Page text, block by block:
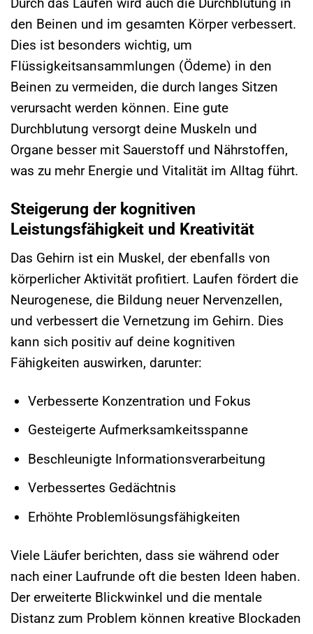
Durch das Laufen wird auch die Durchblutung in
den Beinen und im gesamten Körper verbessert.
Dies ist besonders wichtig, um
Flüssigkeitsansammlungen (Ödeme) in den
Beinen zu vermeiden, die durch langes Sitzen
verursacht werden können. Eine gute
Durchblutung versorgt deine Muskeln und
Organe besser mit Sauerstoff und Nährstoffen,
was zu mehr Energie und Vitalität im Alltag führt.
Steigerung der kognitiven
Leistungsfähigkeit und Kreativität
Das Gehirn ist ein Muskel, der ebenfalls von
körperlicher Aktivität profitiert. Laufen fördert die
Neurogenese, die Bildung neuer Nervenzellen,
und verbessert die Vernetzung im Gehirn. Dies
kann sich positiv auf deine kognitiven
Fähigkeiten auswirken, darunter:
Verbesserte Konzentration und Fokus
Gesteigerte Aufmerksamkeitsspanne
Beschleunigte Informationsverarbeitung
Verbessertes Gedächtnis
Erhöhte Problemlösungsfähigkeiten
Viele Läufer berichten, dass sie während oder
nach einer Laufrunde oft die besten Ideen haben.
Der erweiterte Blickwinkel und die mentale
Distanz zum Problem können kreative Blockaden